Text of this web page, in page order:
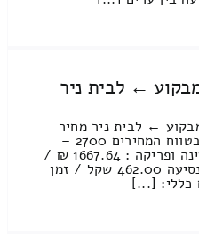
דירה 2 חדרים מבקוע ← לבית ניר מחיר
מחירון: 2197.08 ₪ / אלה שבטווח המחירים 2700 –
2000 ₪ עבודות סבלות , טעינה ופריקה : 1667.64 ₪ /
זמן : 2 שעות 24 דקות מחיר נסיעה 462.00 שקל / זמן